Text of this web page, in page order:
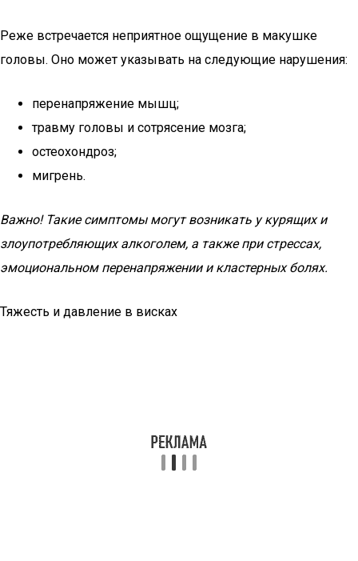
Реже встречается неприятное ощущение в макушке
головы. Оно может указывать на следующие нарушения:
перенапряжение мышц;
травму головы и сотрясение мозга;
остеохондроз;
мигрень.
Важно! Такие симптомы могут возникать у курящих и
злоупотребляющих алкоголем, а также при стрессах,
эмоциональном перенапряжении и кластерных болях.
Тяжесть и давление в висках